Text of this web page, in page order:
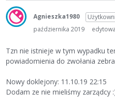
Agnieszka1980
października 2019
Tzn nie istnieje w tym wypadku
powiadomienia do zwołania
Nowy doklejony: 11.10.19 22:15
Dodam ze nie mieliśmy zarządcy